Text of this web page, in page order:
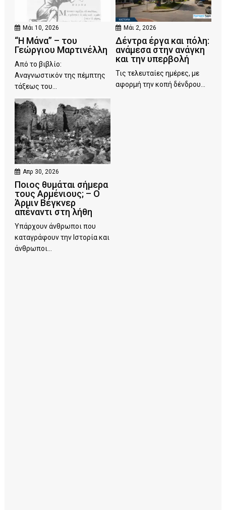
Μάι 10, 2026
“Η Μάνα” – του
Γεώργιου Μαρτινέλλη
Από το βιβλίο:
Αναγνωστικόν της πέμπτης
τάξεως του...
Μάι 2, 2026
Δέντρα έργα και πόλη:
ανάμεσα στην ανάγκη
και την υπερβολή
Τις τελευταίες ημέρες, με
αφορμή την κοπή δένδρου...
Απρ 30, 2026
Ποιος θυμάται σήμερα
τους Αρμένιους; – Ο
Άρμιν Βέγκνερ
απέναντι στη λήθη
Υπάρχουν άνθρωποι που
καταγράφουν την Ιστορία και
άνθρωποι...